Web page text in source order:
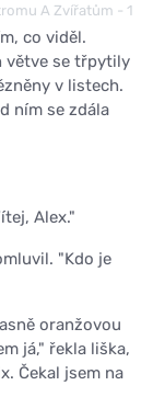
A Zvířatům - 1
co viděl.
větve se třpytily
v listech.
ním se zdála
Alex."
"Kdo je
oranžovou
já," řekla liška,
Čekal jsem na